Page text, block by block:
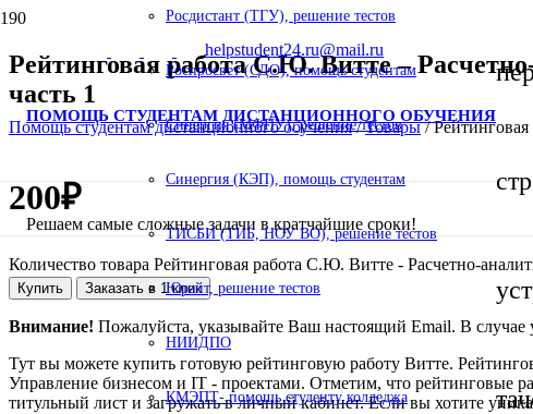
helpstudent24.ru@mail.ru
ПОМОЩЬ СТУДЕНТАМ ДИСТАНЦИОННОГО ОБУЧЕНИЯ
Решаем самые сложные задачи в кратчайшие сроки!
Росдистант (ТГУ), решение тестов
Роспросвет (СДО), помощь студентам
Синергия (МФПУ), решение тестов
Синергия (КЭП), помощь студентам
ТИСБИ (ТИБ, НОУ ВО), решение тестов
Юрайт, решение тестов
НИИДПО
КМЭПТ- помощь студенту колледжа
Рейтинговая работа С.Ю. Витте –
часть 1
Помощь студентам дистанционного обучения/Товары/
200₽
Количество товара Рейтинговая работа С.Ю. Витте - Расчетно-
Купить Заказать в 1 клик
Внимание! Пожалуйста, указывайте Ваш настоящий Email. В случае
Тут вы можете купить готовую рейтинговую работу Витте.
Управление бизнесом и IT - проектами. Отметим, что рейтинговые
титульный лист и загружать в личный кабинет. Если вы хотите